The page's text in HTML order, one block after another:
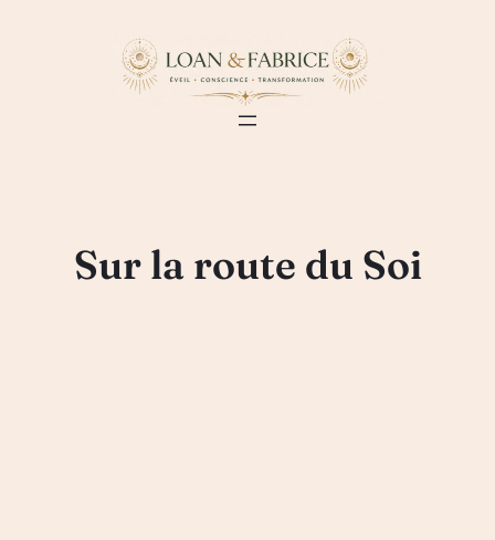
Sur la route du Soi